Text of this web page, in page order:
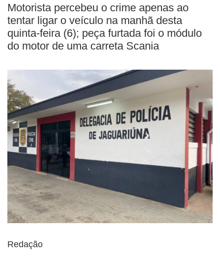
Motorista percebeu o crime apenas ao
tentar ligar o veículo na manhã desta
quinta-feira (6); peça furtada foi o módulo
do motor de uma carreta Scania
Redação